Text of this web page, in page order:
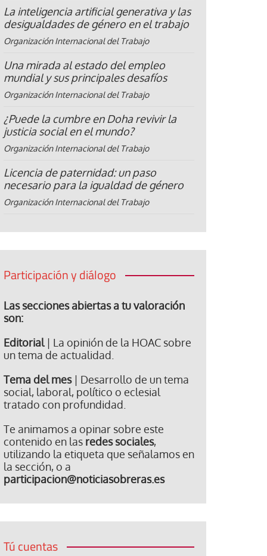
La inteligencia artificial generativa y las
desigualdades de género en el trabajo
Organización Internacional del Trabajo
Una mirada al estado del empleo
mundial y sus principales desafíos
Organización Internacional del Trabajo
¿Puede la cumbre en Doha revivir la
justicia social en el mundo?
Organización Internacional del Trabajo
Licencia de paternidad: un paso
necesario para la igualdad de género
Organización Internacional del Trabajo
Participación y diálogo
Las secciones abiertas a tu valoración
son:
Editorial| La opinión de la HOAC sobre
un tema de actualidad.
Tema del mes| Desarrollo de un tema
social, laboral, político o eclesial
tratado con profundidad.
Te animamos a opinar sobre este
contenido en las redes sociales,
utilizando la etiqueta que señalamos en
la sección, o a
participacion@noticiasobreras.es
Tú cuentas